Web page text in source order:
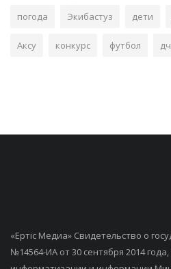
погода Экибастуз дети
Аксу конкурс футбол
«Ертiс Медиа» Свидетельство о
№14564-ИА от 30 сентября 2014